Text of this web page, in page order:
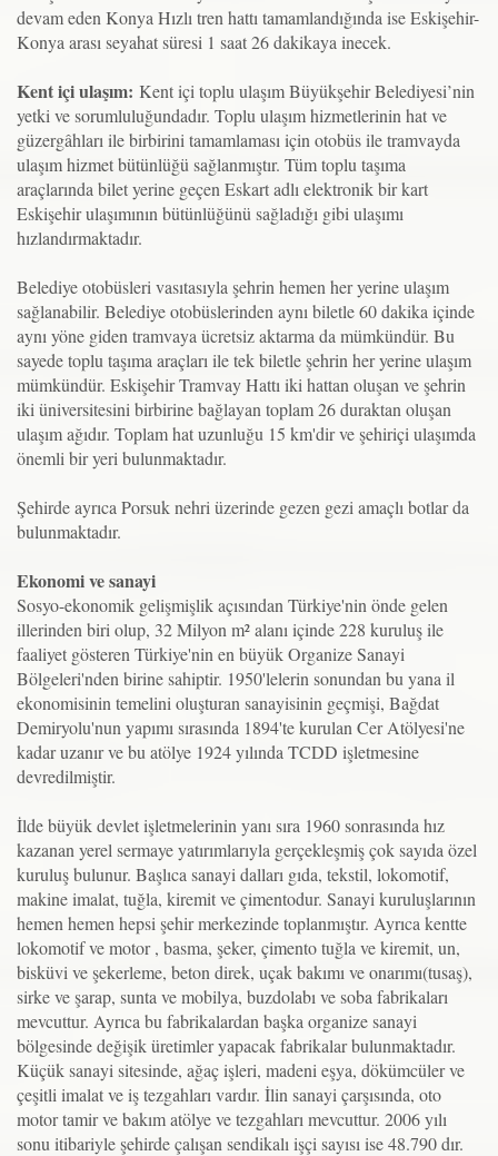
devam eden Konya Hızlı tren hattı tamamlandığında ise Eskişehir-
Konya arası seyahat süresi 1 saat 26 dakikaya inecek.
Kent içi ulaşım: Kent içi toplu ulaşım Büyükşehir Belediyesi’nin
yetki ve sorumluluğundadır. Toplu ulaşım hizmetlerinin hat ve
güzergâhları ile birbirini tamamlaması için otobüs ile tramvayda
ulaşım hizmet bütünlüğü sağlanmıştır. Tüm toplu taşıma
araçlarında bilet yerine geçen Eskart adlı elektronik bir kart
Eskişehir ulaşımının bütünlüğünü sağladığı gibi ulaşımı
hızlandırmaktadır.
Belediye otobüsleri vasıtasıyla şehrin hemen her yerine ulaşım
sağlanabilir. Belediye otobüslerinden aynı biletle 60 dakika içinde
aynı yöne giden tramvaya ücretsiz aktarma da mümkündür. Bu
sayede toplu taşıma araçları ile tek biletle şehrin her yerine ulaşım
mümkündür. Eskişehir Tramvay Hattı iki hattan oluşan ve şehrin
iki üniversitesini birbirine bağlayan toplam 26 duraktan oluşan
ulaşım ağıdır. Toplam hat uzunluğu 15 km'dir ve şehiriçi ulaşımda
önemli bir yeri bulunmaktadır.
Şehirde ayrıca Porsuk nehri üzerinde gezen gezi amaçlı botlar da
bulunmaktadır.
Ekonomi ve sanayi
Sosyo-ekonomik gelişmişlik açısından Türkiye'nin önde gelen
illerinden biri olup, 32 Milyon m² alanı içinde 228 kuruluş ile
faaliyet gösteren Türkiye'nin en büyük Organize Sanayi
Bölgeleri'nden birine sahiptir. 1950'lelerin sonundan bu yana il
ekonomisinin temelini oluşturan sanayisinin geçmişi, Bağdat
Demiryolu'nun yapımı sırasında 1894'te kurulan Cer Atölyesi'ne
kadar uzanır ve bu atölye 1924 yılında TCDD işletmesine
devredilmiştir.
İlde büyük devlet işletmelerinin yanı sıra 1960 sonrasında hız
kazanan yerel sermaye yatırımlarıyla gerçekleşmiş çok sayıda özel
kuruluş bulunur. Başlıca sanayi dalları gıda, tekstil, lokomotif,
makine imalat, tuğla, kiremit ve çimentodur. Sanayi kuruluşlarının
hemen hemen hepsi şehir merkezinde toplanmıştır. Ayrıca kentte
lokomotif ve motor , basma, şeker, çimento tuğla ve kiremit, un,
bisküvi ve şekerleme, beton direk, uçak bakımı ve onarımı(tusaş),
sirke ve şarap, sunta ve mobilya, buzdolabı ve soba fabrikaları
mevcuttur. Ayrıca bu fabrikalardan başka organize sanayi
bölgesinde değişik üretimler yapacak fabrikalar bulunmaktadır.
Küçük sanayi sitesinde, ağaç işleri, madeni eşya, dökümcüler ve
çeşitli imalat ve iş tezgahları vardır. İlin sanayi çarşısında, oto
motor tamir ve bakım atölye ve tezgahları mevcuttur. 2006 yılı
sonu itibariyle şehirde çalışan sendikalı işçi sayısı ise 48.790 dır.